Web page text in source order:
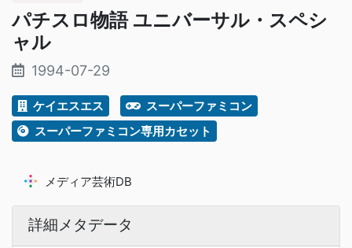
パチスロ物語 ユニバーサル・スペシ
ャル
1994-07-29
ケイエスエス
スーパーファミコン
スーパーファミコン専用カセット
メディア芸術DB
詳細メタデータ